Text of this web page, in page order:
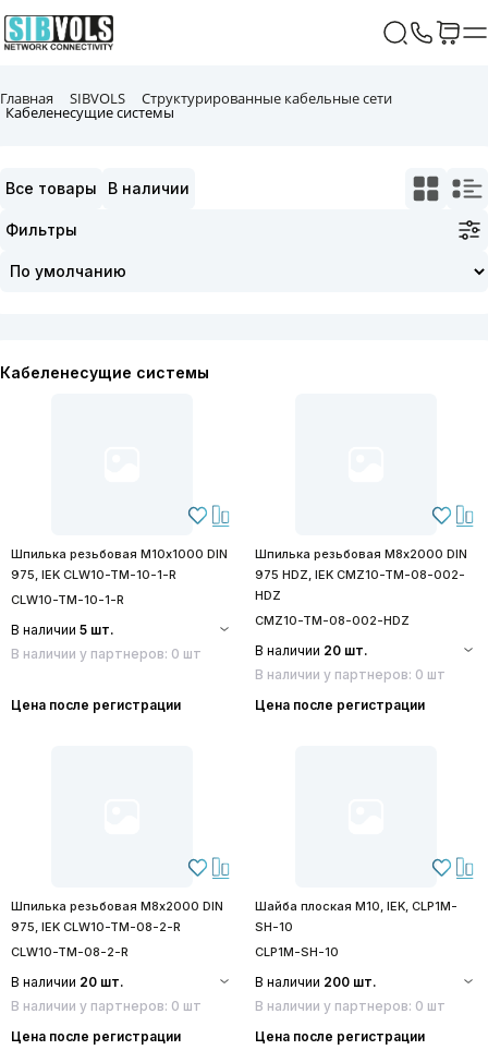
Главная SIBVOLS Структурированные кабельные сети
Кабеленесущие системы
Все товары В наличии
Фильтры
Кабеленесущие системы
Шпилька резьбовая М10х1000 DIN
975, IEK CLW10-TM-10-1-R
CLW10-TM-10-1-R
В наличии 5 шт.
В наличии у партнеров: 0 шт
Цена после регистрации
Шпилька резьбовая М8х2000 DIN
975 HDZ, IEK CMZ10-TM-08-002-
HDZ
CMZ10-TM-08-002-HDZ
В наличии 20 шт.
В наличии у партнеров: 0 шт
Цена после регистрации
Шпилька резьбовая М8х2000 DIN
975, IEK CLW10-TM-08-2-R
CLW10-TM-08-2-R
В наличии 20 шт.
В наличии у партнеров: 0 шт
Цена после регистрации
Шайба плоская M10, IEK, CLP1M-
SH-10
CLP1M-SH-10
В наличии 200 шт.
В наличии у партнеров: 0 шт
Цена после регистрации